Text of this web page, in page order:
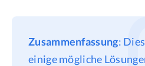
Rechtliches
Refund Policy
Zusammenfassung:
einige mögliche